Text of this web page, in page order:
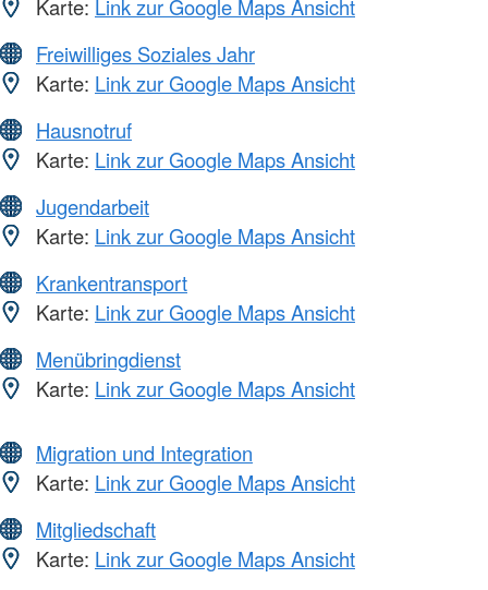
Karte: Link zur Google Maps Ansicht
Freiwilliges Soziales Jahr
Karte: Link zur Google Maps Ansicht
Hausnotruf
Karte: Link zur Google Maps Ansicht
Jugendarbeit
Karte: Link zur Google Maps Ansicht
Krankentransport
Karte: Link zur Google Maps Ansicht
Menübringdienst
Karte: Link zur Google Maps Ansicht
Migration und Integration
Karte: Link zur Google Maps Ansicht
Mitgliedschaft
Karte: Link zur Google Maps Ansicht